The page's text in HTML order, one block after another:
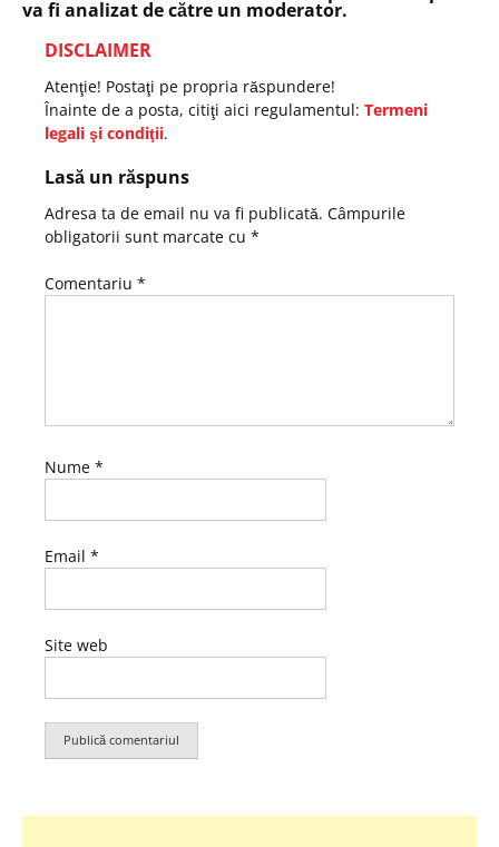
va fi analizat de către un moderator.
DISCLAIMER
Atenţie! Postaţi pe propria răspundere!
Înainte de a posta, citiţi aici regulamentul: Termeni
legali şi condiţii.
Lasă un răspuns
Adresa ta de email nu va fi publicată. Câmpurile
obligatorii sunt marcate cu *
Comentariu *
Nume *
Email *
Site web